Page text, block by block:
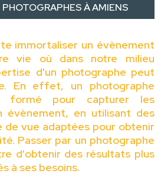
À AMIENS
immortaliser un évènement
vie où dans notre milieu
d'un photographe peut
En effet, un photographe
formé pour capturer les
évènement, en utilisant des
de vue adaptées pour obtenir
Passer par un photographe
d'obtenir des résultats plus
à ses besoins.